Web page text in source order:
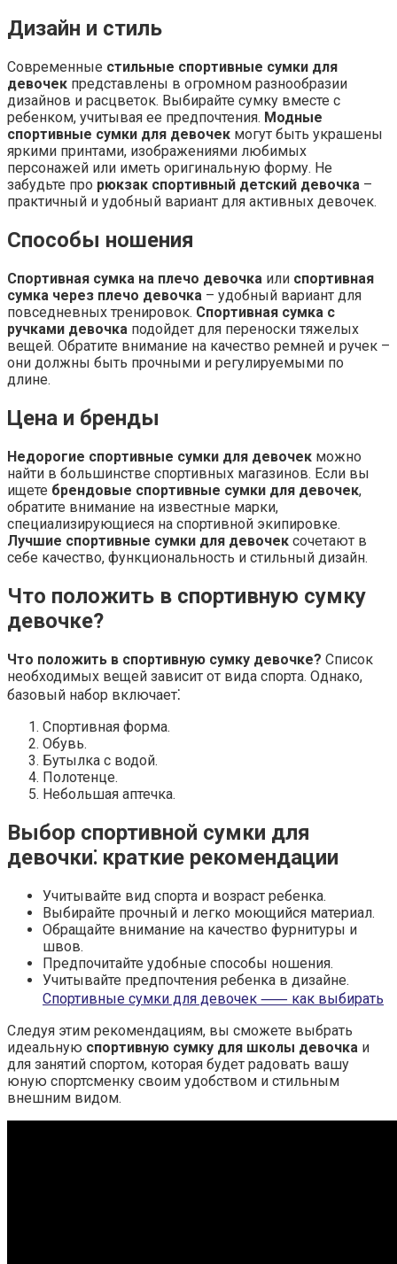
Дизайн и стиль
Современные стильные спортивные сумки для
девочек представлены в огромном разнообразии
дизайнов и расцветок. Выбирайте сумку вместе с
ребенком, учитывая ее предпочтения. Модные
спортивные сумки для девочек могут быть украшены
яркими принтами, изображениями любимых
персонажей или иметь оригинальную форму. Не
забудьте про рюкзак спортивный детский девочка –
практичный и удобный вариант для активных девочек.
Способы ношения
Спортивная сумка на плечо девочка или спортивная
сумка через плечо девочка – удобный вариант для
повседневных тренировок. Спортивная сумка с
ручками девочка подойдет для переноски тяжелых
вещей. Обратите внимание на качество ремней и ручек –
они должны быть прочными и регулируемыми по
длине.
Цена и бренды
Недорогие спортивные сумки для девочек можно
найти в большинстве спортивных магазинов. Если вы
ищете брендовые спортивные сумки для девочек,
обратите внимание на известные марки,
специализирующиеся на спортивной экипировке.
Лучшие спортивные сумки для девочек сочетают в
себе качество, функциональность и стильный дизайн.
Что положить в спортивную сумку
девочке?
Что положить в спортивную сумку девочке? Список
необходимых вещей зависит от вида спорта. Однако,
базовый набор включает⁚
Спортивная форма.
Обувь.
Бутылка с водой.
Полотенце.
Небольшая аптечка.
Выбор спортивной сумки для
девочки⁚ краткие рекомендации
Учитывайте вид спорта и возраст ребенка.
Выбирайте прочный и легко моющийся материал.
Обращайте внимание на качество фурнитуры и
швов.
Предпочитайте удобные способы ношения.
Учитывайте предпочтения ребенка в дизайне.
Спортивные сумки для девочек ⸺ как выбирать
Следуя этим рекомендациям, вы сможете выбрать
идеальную спортивную сумку для школы девочка и
для занятий спортом, которая будет радовать вашу
юную спортсменку своим удобством и стильным
внешним видом.